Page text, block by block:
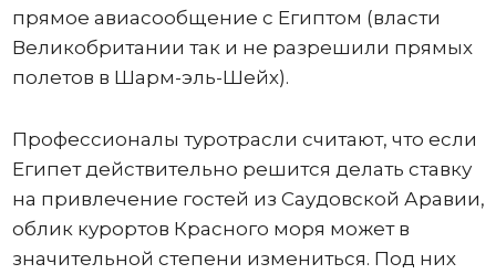
прямое авиасообщение с Египтом (власти
Великобритании так и не разрешили прямых
полетов в Шарм-эль-Шейх).
Профессионалы туротрасли считают, что если
Египет действительно решится делать ставку
на привлечение гостей из Саудовской Аравии,
облик курортов Красного моря может в
значительной степени измениться. Под них